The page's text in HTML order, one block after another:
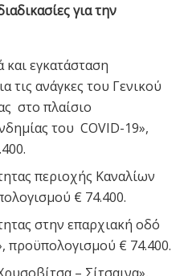
για την
εγκατάσταση
τις ανάγκες του Γενικού
στο πλαίσιο
του COVID-19»,
περιοχής Καναλίων
€ 74.400.
στην επαρχιακή οδό
προϋπολογισμού € 74.400.